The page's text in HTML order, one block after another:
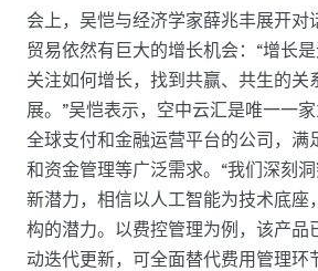
会上，吴恺与经济学家薛兆丰展开对
贸易依然有巨大的增长机会：“增长
关注如何增长，找到共赢、共生的关
展。”吴恺表示，空中云汇是唯一一
全球支付和金融运营平台的公司，满
和资金管理等广泛需求。“我们深刻
新潜力，相信以人工智能为技术底座
构的潜力。以费控管理为例，该产品
动迭代更新，可全面替代费用管理环